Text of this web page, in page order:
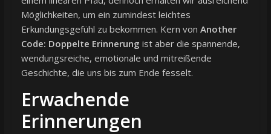
Möglichkeiten, um ein zumindest leichtes
Erkundungsgefühl zu bekommen. Kern von Another
Code: Doppelte Erinnerung ist aber die spannende,
wendungsreiche, emotionale und mitreißende
Geschichte, die uns bis zum Ende fesselt.
Erwachende
Erinnerungen